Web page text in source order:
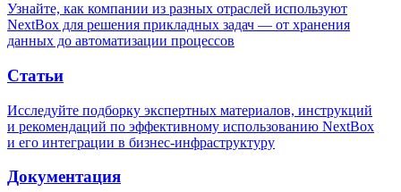
Узнайте, как компании из разных отраслей используют
NextBox для решения прикладных задач — от хранения
данных до автоматизации процессов
Статьи
Исследуйте подборку экспертных материалов, инструкций
и рекомендаций по эффективному использованию NextBox
и его интеграции в бизнес-инфраструктуру
Документация